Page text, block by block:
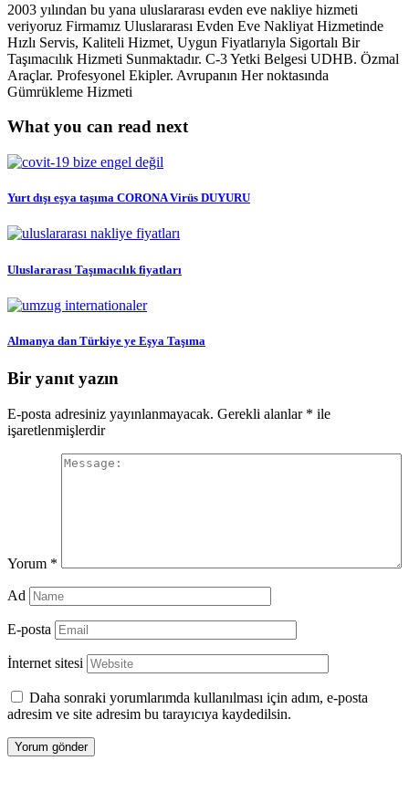
2003 yılından bu yana uluslararası evden eve nakliye hizmeti
veriyoruz Firmamız Uluslararası Evden Eve Nakliyat Hizmetinde
Hızlı Servis, Kaliteli Hizmet, Uygun Fiyatlarıyla Sigortalı Bir
Taşımacılık Hizmeti Sunmaktadır. C-3 Yetki Belgesi UDHB. Özmal
Araçlar. Profesyonel Ekipler. Avrupanın Her noktasında
Gümrükleme Hizmeti
What you can read next
Yurt dışı eşya taşıma CORONA Virüs DUYURU
Uluslararası Taşımacılık fiyatları
Almanya dan Türkiye ye Eşya Taşıma
Bir yanıt yazın
E-posta adresiniz yayınlanmayacak. Gerekli alanlar * ile
işaretlenmişlerdir
Yorum *
Ad
E-posta
İnternet sitesi
Daha sonraki yorumlarımda kullanılması için adım, e-posta
adresim ve site adresim bu tarayıcıya kaydedilsin.